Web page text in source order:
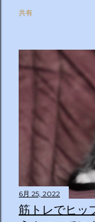
共有
6月 25, 2022
筋トレでヒッ